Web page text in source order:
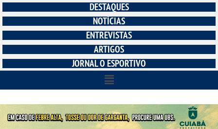
DESTAQUES
NOTÍCIAS
ENTREVISTAS
ARTIGOS
JORNAL O ESPORTIVO